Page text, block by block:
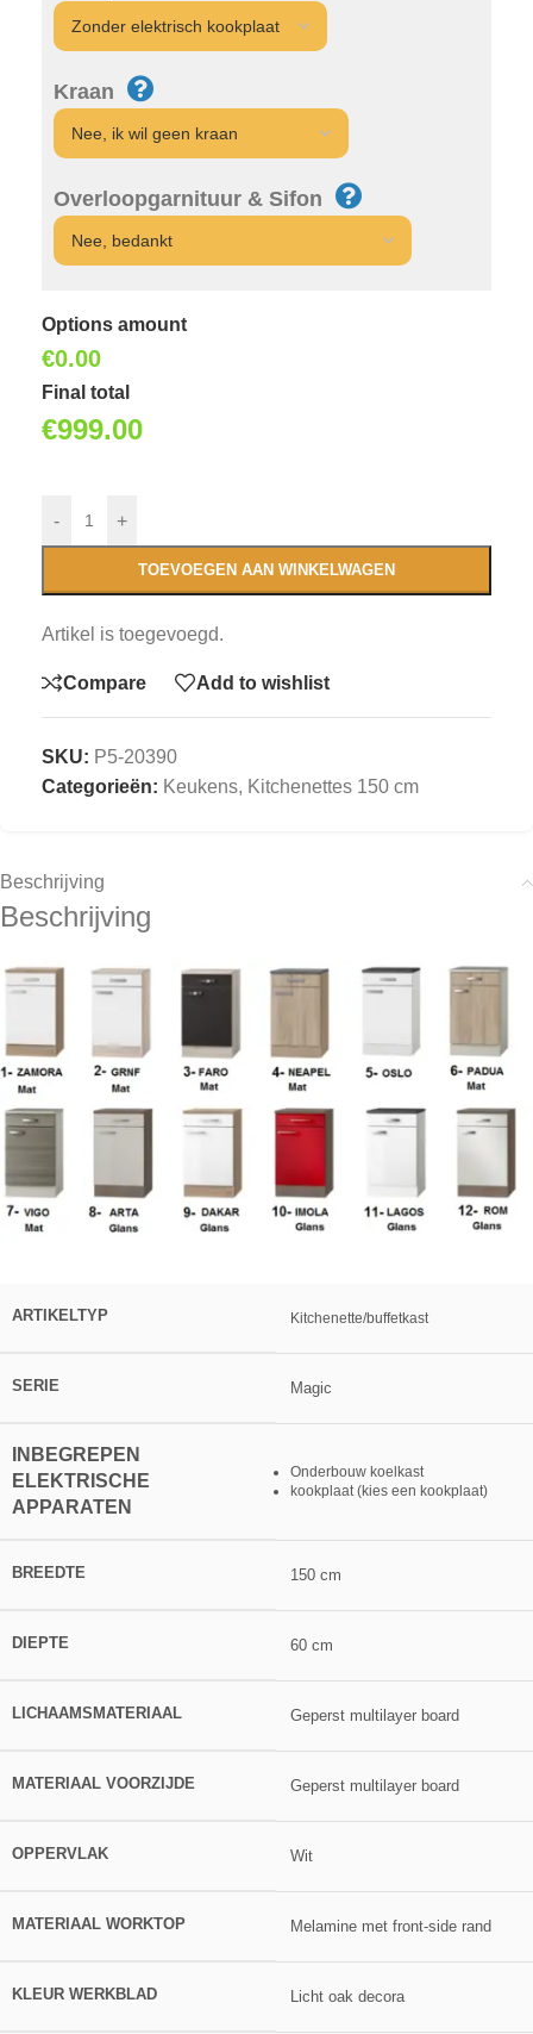
Kraan
Overloopgarnituur & Sifon
Options amount
€0.00
Final total
€999.00
- +
TOEVOEGEN AAN WINKELWAGEN
Artikel is toegevoegd.
Compare Add to wishlist
SKU: P5-20390
Categorieën: Keukens, Kitchenettes 150 cm
Beschrijving
Beschrijving
ARTIKELTYP Kitchenette/buffetkast
SERIE Magic
INBEGREPEN
ELEKTRISCHE
APPARATEN
Onderbouw koelkast
kookplaat (kies een kookplaat)
BREEDTE 150 cm
DIEPTE 60 cm
LICHAAMSMATERIAAL Geperst multilayer board
MATERIAAL VOORZIJDE Geperst multilayer board
OPPERVLAK Wit
MATERIAAL WORKTOP Melamine met front-side rand
KLEUR WERKBLAD Licht oak decora